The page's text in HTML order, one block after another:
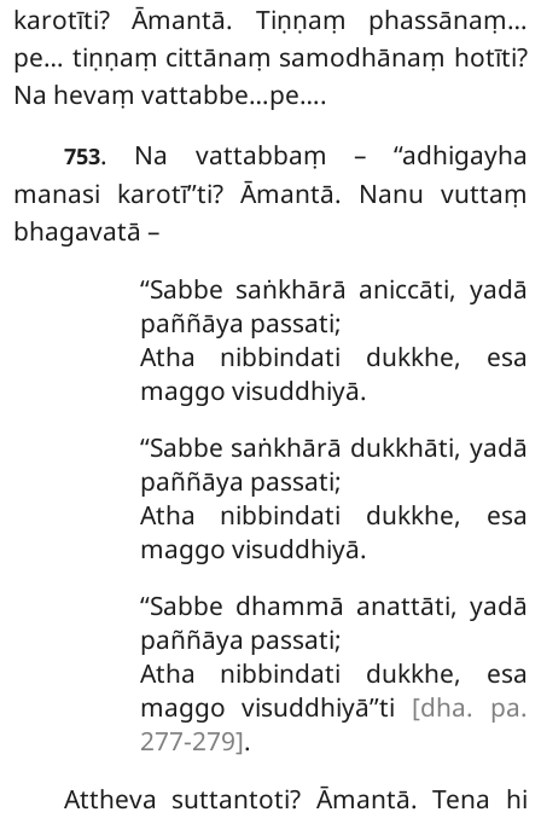
karotīti? Āmantā. Tiṇṇaṃ phassānaṃ…
pe… tiṇṇaṃ cittānaṃ samodhānaṃ hotīti?
Na hevaṃ vattabbe…pe….
753. Na vattabbaṃ – ‘‘adhigayha
manasi karotī’’ti? Āmantā. Nanu vuttaṃ
bhagavatā –
‘‘Sabbe saṅkhārā aniccāti, yadā
paññāya passati;
Atha nibbindati dukkhe, esa
maggo visuddhiyā.
‘‘Sabbe saṅkhārā dukkhāti, yadā
paññāya passati;
Atha nibbindati dukkhe, esa
maggo visuddhiyā.
‘‘Sabbe dhammā anattāti, yadā
paññāya passati;
Atha nibbindati dukkhe, esa
maggo visuddhiyā’’ti [dha. pa.
277-279].
Attheva suttantoti? Āmantā. Tena hi